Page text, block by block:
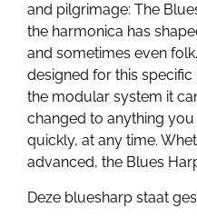
and pilgrimage: The
the harmonica has
and sometimes even
designed for this
the modular system it
changed to anything you
quickly, at any time.
advanced, the Blues
Deze bluesharp staat